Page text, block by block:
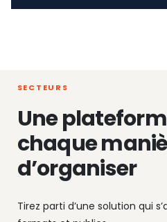
SECTEURS
Une
chaque
d’organiser
Tirez parti d’une solution qui